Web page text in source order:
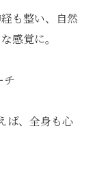
も整い、自然
感覚に。
チ
ば、全身も心